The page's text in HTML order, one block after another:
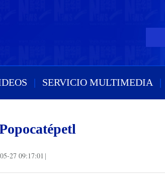
| SERVICIO MULTIMEDIA |
27 09:17:01